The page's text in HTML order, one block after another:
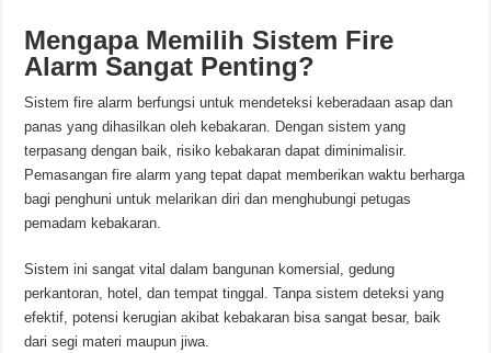
Mengapa Memilih Sistem Fire
Alarm Sangat Penting?
Sistem fire alarm berfungsi untuk mendeteksi keberadaan asap dan
panas yang dihasilkan oleh kebakaran. Dengan sistem yang
terpasang dengan baik, risiko kebakaran dapat diminimalisir.
Pemasangan fire alarm yang tepat dapat memberikan waktu berharga
bagi penghuni untuk melarikan diri dan menghubungi petugas
pemadam kebakaran.
Sistem ini sangat vital dalam bangunan komersial, gedung
perkantoran, hotel, dan tempat tinggal. Tanpa sistem deteksi yang
efektif, potensi kerugian akibat kebakaran bisa sangat besar, baik
dari segi materi maupun jiwa.